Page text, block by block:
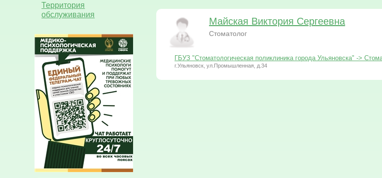
Территория
обслуживания
Майская Виктория Сергеевна
Стоматолог
ГБУЗ "Стоматологическая поликлиника города Ульяновска" ->
г.Ульяновск, ул.Промышленная, д.34